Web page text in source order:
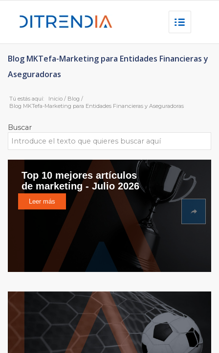
Blog MKTefa-Marketing para Entidades Financieras y
Aseguradoras
Tú estás aquí: Inicio / Blog /
Blog MKTefa-Marketing para Entidades Financieras y Aseguradoras
Buscar
Top 10 mejores artículos
de marketing - Julio 2026
Leer más